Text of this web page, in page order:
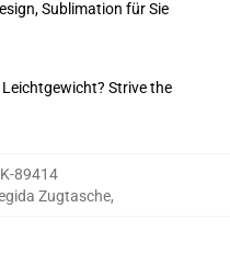
Sublimation für Sie
Strive the
89414
Zugtasche,